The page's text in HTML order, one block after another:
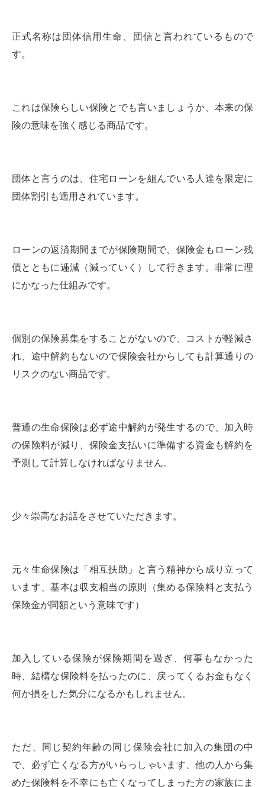
正式名称は団体信用生命、団信と言われているもので
す。
これは保険らしい保険とでも言いましょうか、本来の保
険の意味を強く感じる商品です。
団体と言うのは、住宅ローンを組んでいる人達を限定に
団体割引も適用されています。
ローンの返済期間までが保険期間で、保険金もローン残
債とともに逓減（減っていく）して行きます。非常に理
にかなった仕組みです。
個別の保険募集をすることがないので、コストが軽減さ
れ、途中解約もないので保険会社からしても計算通りの
リスクのない商品です。
普通の生命保険は必ず途中解約が発生するので、加入時
の保険料が減り、保険金支払いに準備する資金も解約を
予測して計算しなければなりません。
少々崇高なお話をさせていただきます。
元々生命保険は「相互扶助」と言う精神から成り立って
います、基本は収支相当の原則（集める保険料と支払う
保険金が同額という意味です）
加入している保険が保険期間を過ぎ、何事もなかった
時、結構な保険料を払ったのに、戻ってくるお金もなく
何か損をした気分になるかもしれません。
ただ、同じ契約年齢の同じ保険会社に加入の集団の中
で、必ず亡くなる方がいらっしゃいます、他の人から集
めた保険料を不幸にも亡くなってしまった方の家族にま